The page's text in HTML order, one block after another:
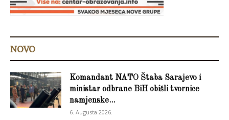
NOVO
Komandant NATO Štaba Sarajevo i
ministar odbrane BiH obišli tvornice
namjenske...
6. Augusta 2026.